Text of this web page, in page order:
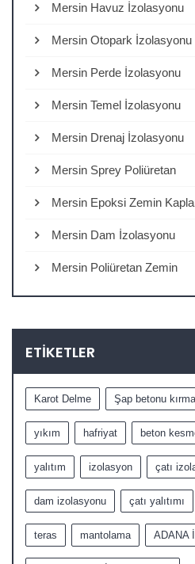
Mersin Havuz İzolasyonu
Mersin Otopark İzolasyonu
Mersin Perde İzolasyonu
Mersin Temel İzolasyonu
Mersin Drenaj İzolasyonu
Mersin Sprey Poliüretan
Mersin Epoksi Zemin
Mersin Dam İzolasyonu
Mersin Poliüretan Zemin
ETIKETLER
Karot Delme Şap betonu kırma
yıkım hafriyat beton
yalıtım izolasyon çatı
dam izolasyonu çatı yalıtımı
teras mantolama ADANA